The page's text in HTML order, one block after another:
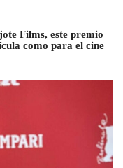
Films, este premio
como para el cine